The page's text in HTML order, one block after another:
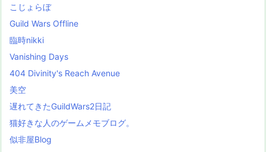
こじょらぼ
Guild Wars Offline
臨時nikki
Vanishing Days
404 Divinity's Reach Avenue
美空
遅れてきたGuildWars2日記
猫好きな人のゲームメモブログ。
似非屋Blog